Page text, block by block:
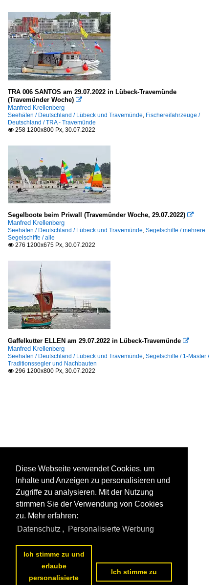
TRA 006 SANTOS am 29.07.2022 in Lübeck-Travemünde
(Travemünder Woche) 
Manfred Krellenberg
Seehäfen / Deutschland / Lübeck und Travemünde, Fischereifahrzeuge /
Deutschland / TRA - Travemünde
 258 1200x800 Px, 30.07.2022
Segelboote beim Priwall (Travemünder Woche, 29.07.2022) 
Manfred Krellenberg
Seehäfen / Deutschland / Lübeck und Travemünde, Segelschiffe / mehrere
Segelschiffe / alle
 276 1200x675 Px, 30.07.2022
Gaffelkutter ELLEN am 29.07.2022 in Lübeck-Travemünde 
Manfred Krellenberg
Seehäfen / Deutschland / Lübeck und Travemünde, Segelschiffe / 1-Master /
Traditionssegler und Nachbauten
 296 1200x800 Px, 30.07.2022
Diese Webseite verwendet Cookies, um
Inhalte und Anzeigen zu personalisieren und
Zugriffe zu analysieren. Mit der Nutzung
stimmen Sie der Verwendung von Cookies
zu. Mehr erfahren:
Datenschutz , Personalisierte Werbung
Ich stimme zu und
erlaube
personalisierte
Ich stimme zu